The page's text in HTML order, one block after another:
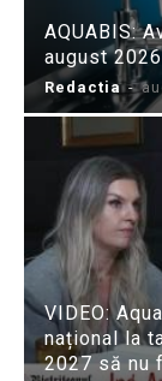
AQUABIS:
august 2026
Redactia -
VIDEO:
național la
2027 să nu